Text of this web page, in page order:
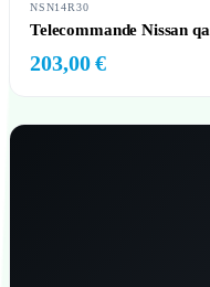
NSN14R30
Telecommande Nissan
203,00 €